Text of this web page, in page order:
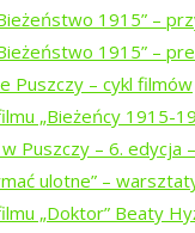
1915” –
1915” –
Puszczy – cykl filmów
„Bieżeńcy 1915-
Puszczy – 6. edycja
ulotne” –
„Doktor” Beaty
i Puszczy